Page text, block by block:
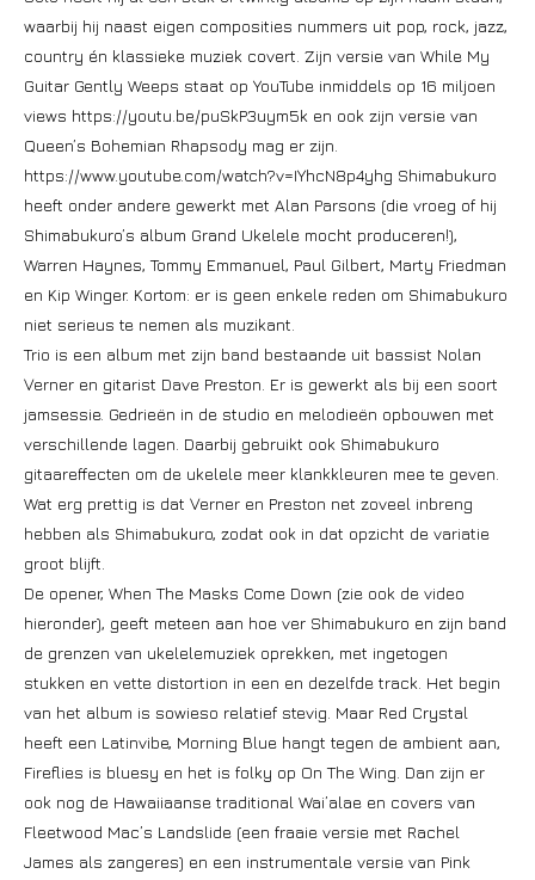
waarbij hij naast eigen composities nummers uit pop, rock, jazz,
country én klassieke muziek covert. Zijn versie van While My
Guitar Gently Weeps staat op YouTube inmiddels op 16 miljoen
views https://youtu.be/puSkP3uym5k en ook zijn versie van
Queen’s Bohemian Rhapsody mag er zijn.
https://www.youtube.com/watch?v=IYhcN8p4yhg Shimabukuro
heeft onder andere gewerkt met Alan Parsons (die vroeg of hij
Shimabukuro’s album Grand Ukelele mocht produceren!),
Warren Haynes, Tommy Emmanuel, Paul Gilbert, Marty Friedman
en Kip Winger. Kortom: er is geen enkele reden om Shimabukuro
niet serieus te nemen als muzikant.
Trio is een album met zijn band bestaande uit bassist Nolan
Verner en gitarist Dave Preston. Er is gewerkt als bij een soort
jamsessie. Gedrieën in de studio en melodieën opbouwen met
verschillende lagen. Daarbij gebruikt ook Shimabukuro
gitaareffecten om de ukelele meer klankkleuren mee te geven.
Wat erg prettig is dat Verner en Preston net zoveel inbreng
hebben als Shimabukuro, zodat ook in dat opzicht de variatie
groot blijft.
De opener, When The Masks Come Down (zie ook de video
hieronder), geeft meteen aan hoe ver Shimabukuro en zijn band
de grenzen van ukelelemuziek oprekken, met ingetogen
stukken en vette distortion in een en dezelfde track. Het begin
van het album is sowieso relatief stevig. Maar Red Crystal
heeft een Latinvibe, Morning Blue hangt tegen de ambient aan,
Fireflies is bluesy en het is folky op On The Wing. Dan zijn er
ook nog de Hawaiiaanse traditional Wai’alae en covers van
Fleetwood Mac’s Landslide (een fraaie versie met Rachel
James als zangeres) en een instrumentale versie van Pink